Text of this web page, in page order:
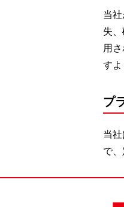
当
失
用
すよ
プ
当
で